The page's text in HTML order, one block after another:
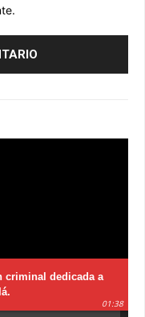
criminal dedicada a
01:38